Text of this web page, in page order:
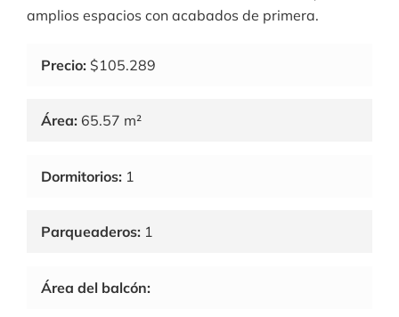
amplios espacios con acabados de primera.
Precio: $105.289
Área: 65.57 m²
Dormitorios: 1
Parqueaderos: 1
Área del balcón: